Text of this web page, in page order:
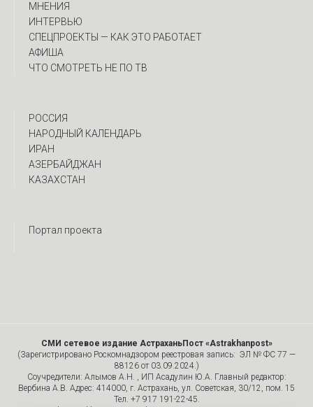
МНЕНИЯ
ИНТЕРВЬЮ
CПЕЦПРОЕКТЫ — КАК ЭТО РАБОТАЕТ
АФИША
ЧТО СМОТРЕТЬ НЕ ПО ТВ
РОССИЯ
НАРОДНЫЙ КАЛЕНДАРЬ
ИРАН
АЗЕРБАЙДЖАН
КАЗАХСТАН
Портал проекта
СМИ сетевое издание АстраханьПост «Astrakhanpost»
(Зарегистрировано Роскомнадзором реестровая запись: ЭЛ № ФС 77 —
88126 от 03.09.2024.)
Соучредители: Алымов А.Н. , ИП Асадулин Ю.А. Главный редактор:
Вербина А.В. Адрес: 414000, г. Астрахань, ул. Советская, 30/12, пом. 15
Тел. +7 917 191-22-45.